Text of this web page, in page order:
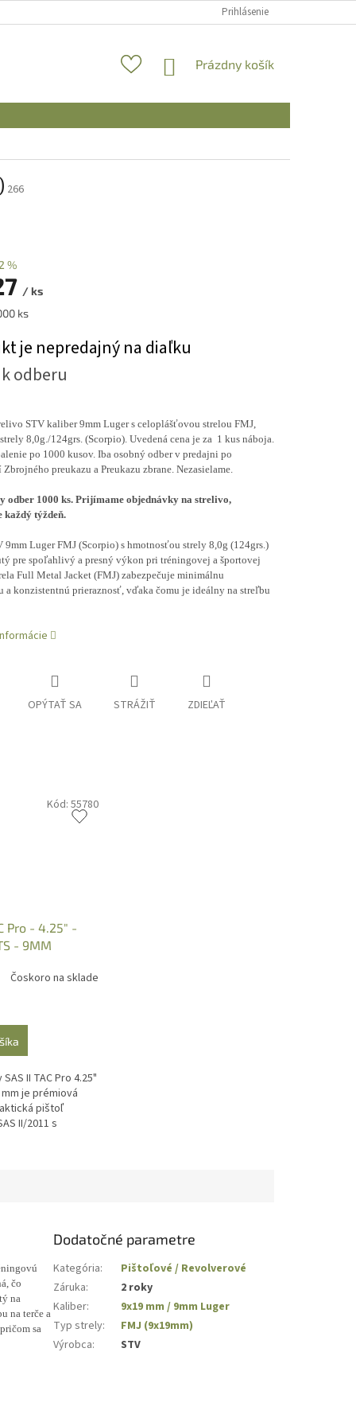
Prihlásenie
NÁKUPNÝ
Prázdny košík
266
%
/ ks
ks
je nepredajný na diaľku
odberu
STV kaliber 9mm Luger s celoplášťovou strelou FMJ,
8,0g./124grs. (Scorpio). Uvedená cena je za 1 kus náboja.
po 1000 kusov. Iba osobný odber v predajni po
preukazu a Preukazu zbrane. Nezasielame.
odber 1000 ks. Prijímame objednávky na strelivo,
každý týždeň.
9mm Luger FMJ (Scorpio) s hmotnosťou strely 8,0g (124grs.)
pre spoľahlivý a presný výkon pri tréningovej a športovej
Full Metal Jacket (FMJ) zabezpečuje minimálnu
a konzistentnú prieraznosť, vďaka čomu je ideálny na streľbu
OPÝTAŤ SA STRÁŽIŤ ZDIEĽAŤ
Pro - 4.25" -
- 9MM
Čoskoro na sklade
II TAC Pro 4.25"
mm je prémiová
pištoľ
II/2011 s
Kód:55780
čo
na
na terče a
sa
Dodatočné parametre
Kategória:
Pištoľové / Revolverové
Záruka:
2 roky
Kaliber:
9x19 mm / 9mm Luger
Typ strely:
FMJ (9x19mm)
Výrobca: STV